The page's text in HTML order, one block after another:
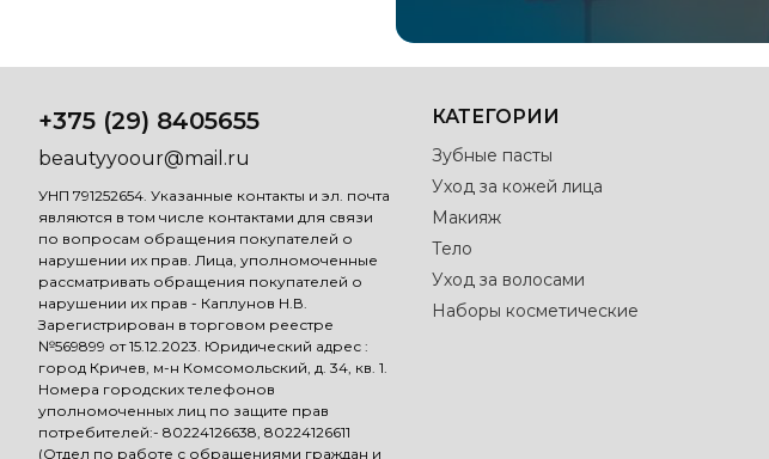
+375 (29) 8405655
beautyyoour@mail.ru
УНП 791252654. Указанные контакты и эл. почта
являются в том числе контактами для связи
по вопросам обращения покупателей о
нарушении их прав. Лица, уполномоченные
рассматривать обращения покупателей о
нарушении их прав - Каплунов Н.В.
Зарегистрирован в торговом реестре
№569899 от 15.12.2023. Юридический адрес :
город Кричев, м-н Комсомольский, д. 34, кв. 1.
Номера городских телефонов
уполномоченных лиц по защите прав
потребителей:- 80224126638, 80224126611
(Отдел по работе с обращениями граждан и
КАТЕГОРИИ
Зубные пасты
Уход за кожей лица
Макияж
Тело
Уход за волосами
Наборы косметические